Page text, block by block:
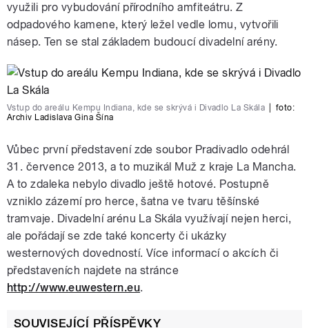
využili pro vybudování přírodního amfiteátru. Z
odpadového kamene, který ležel vedle lomu, vytvořili
násep. Ten se stal základem budoucí divadelní arény.
Vstup do areálu Kempu Indiana, kde se skrývá i Divadlo La Skála
foto:
Archiv Ladislava Gina Šína
Vůbec první představení zde soubor Pradivadlo odehrál
31. července 2013, a to muzikál Muž z kraje La Mancha.
A to zdaleka nebylo divadlo ještě hotové. Postupně
vzniklo zázemí pro herce, šatna ve tvaru těšínské
tramvaje. Divadelní arénu La Skála využívají nejen herci,
ale pořádají se zde také koncerty či ukázky
westernových dovedností. Více informací o akcích či
představeních najdete na stránce
http://www.euwestern.eu.
SOUVISEJÍCÍ PŘÍSPĚVKY